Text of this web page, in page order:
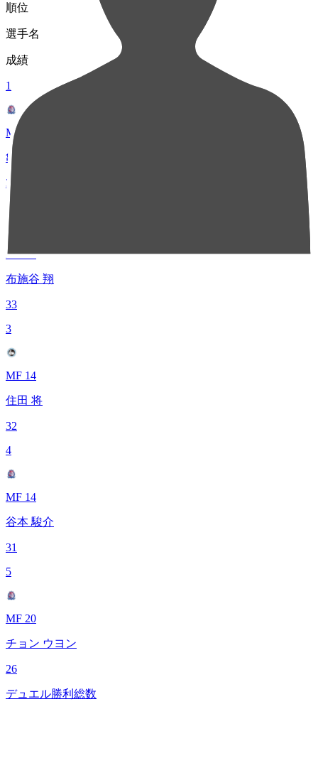
順位
選手名
成績
1
MF 7
亀田 歩夢
33
1
MF 28
布施谷 翔
33
3
MF 14
住田 将
32
4
MF 14
谷本 駿介
31
5
MF 20
チョン ウヨン
26
デュエル勝利総数